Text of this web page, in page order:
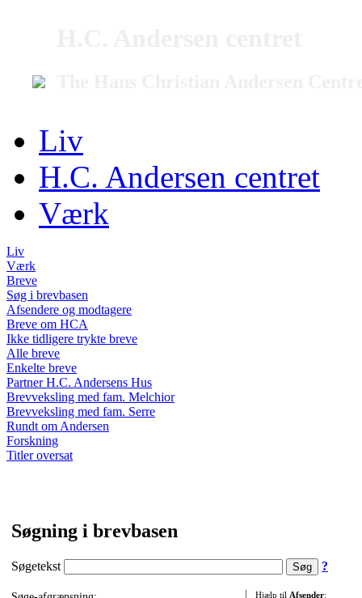
Liv
H.C. Andersen centret
Værk
Liv
Værk
Breve
Søg i brevbasen
Afsendere og modtagere
Breve om HCA
Ikke tidligere trykte breve
Alle breve
Enkelte breve
Partner H.C. Andersens Hus
Brevveksling med fam. Melchior
Brevveksling med fam. Serre
Rundt om Andersen
Forskning
Titler oversat
Søgning i brevbasen
Søgetekst ?
Hjælp til Afsender: